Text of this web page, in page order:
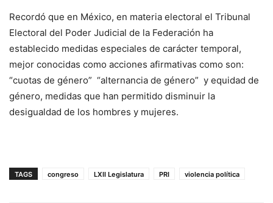
Recordó que en México, en materia electoral el Tribunal
Electoral del Poder Judicial de la Federación ha
establecido medidas especiales de carácter temporal,
mejor conocidas como acciones afirmativas como son:
“cuotas de género” “alternancia de género” y equidad de
género, medidas que han permitido disminuir la
desigualdad de los hombres y mujeres.
TAGS congreso LXII Legislatura PRI violencia política